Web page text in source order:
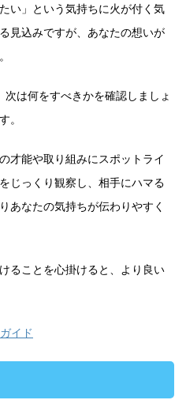
い」という気持ちに火が付く気
見込みですが、あなたの想いが
は何をすべきかを確認しましょ
。
才能や取り組みにスポットライ
じっくり観察し、相手にハマる
あなたの気持ちが伝わりやすく
ることを心掛けると、より良い
イド